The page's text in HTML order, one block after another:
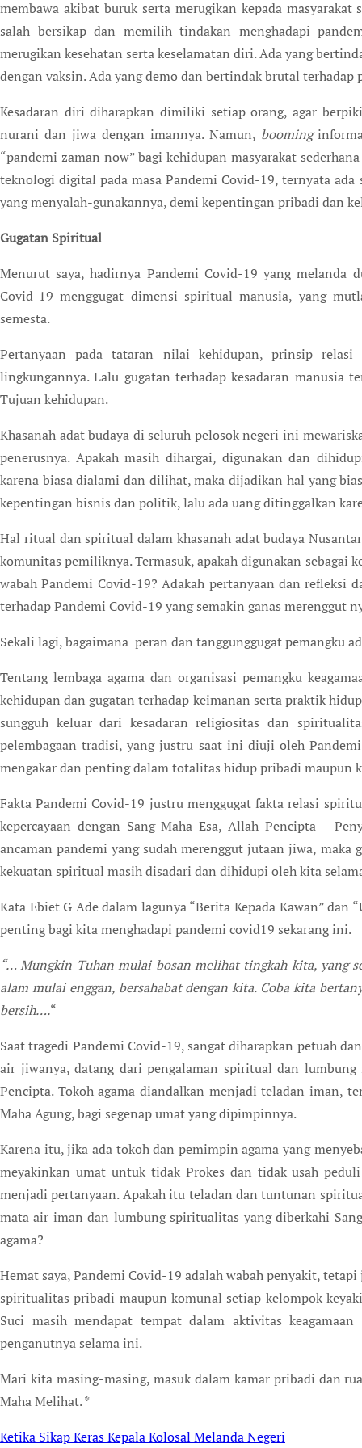
membawa akibat buruk serta merugikan kepada
salah bersikap dan memilih tindakan menghadapi
merugikan kesehatan serta keselamatan diri. Ada yang
dengan vaksin. Ada yang demo dan bertindak brutal terhadap
Kesadaran diri diharapkan dimiliki setiap orang, agar
nurani dan jiwa dengan imannya. Namun, booming
“pandemi zaman now” bagi kehidupan masyarakat
teknologi digital pada masa Pandemi Covid-19, ternyata
yang menyalah-gunakannya, demi kepentingan pribadi dan
Gugatan Spiritual
Menurut saya, hadirnya Pandemi Covid-19 yang melanda
Covid-19 menggugat dimensi spiritual manusia, yang
semesta.
Pertanyaan pada tataran nilai kehidupan, prinsip
lingkungannya. Lalu gugatan terhadap kesadaran manusia
Tujuan kehidupan.
Khasanah adat budaya di seluruh pelosok negeri ini
penerusnya. Apakah masih dihargai, digunakan dan
karena biasa dialami dan dilihat, maka dijadikan hal yang
kepentingan bisnis dan politik, lalu ada uang ditinggalkan
Hal ritual dan spiritual dalam khasanah adat budaya
komunitas pemiliknya. Termasuk, apakah digunakan sebagai
wabah Pandemi Covid-19? Adakah pertanyaan dan refleksi
terhadap Pandemi Covid-19 yang semakin ganas merenggut
Sekali lagi, bagaimana peran dan tanggunggugat pemangku
Tentang lembaga agama dan organisasi pemangku
kehidupan dan gugatan terhadap keimanan serta praktik
sungguh keluar dari kesadaran religiositas dan
pelembagaan tradisi, yang justru saat ini diuji oleh
mengakar dan penting dalam totalitas hidup pribadi maupun
Fakta Pandemi Covid-19 justru menggugat fakta relasi
kepercayaan dengan Sang Maha Esa, Allah Pencipta –
ancaman pandemi yang sudah merenggut jutaan jiwa, maka
kekuatan spiritual masih disadari dan dihidupi oleh kita
Kata Ebiet G Ade dalam lagunya “Berita Kepada Kawan”
penting bagi kita menghadapi pandemi covid19 sekarang ini.
“… Mungkin Tuhan mulai bosan melihat tingkah kita, yang
alam mulai enggan, bersahabat dengan kita. Coba kita
bersih….“
Saat tragedi Pandemi Covid-19, sangat diharapkan petuah
air jiwanya, datang dari pengalaman spiritual dan lumbung
Pencipta. Tokoh agama diandalkan menjadi teladan iman,
Maha Agung, bagi segenap umat yang dipimpinnya.
Karena itu, jika ada tokoh dan pemimpin agama yang
meyakinkan umat untuk tidak Prokes dan tidak usah
menjadi pertanyaan. Apakah itu teladan dan tuntunan
mata air iman dan lumbung spiritualitas yang diberkahi
agama?
Hemat saya, Pandemi Covid-19 adalah wabah penyakit,
spiritualitas pribadi maupun komunal setiap kelompok
Suci masih mendapat tempat dalam aktivitas
penganutnya selama ini.
Mari kita masing-masing, masuk dalam kamar pribadi dan
Maha Melihat. *
Post
Ketika Sikap Keras Kepala Kolosal Melanda Negeri